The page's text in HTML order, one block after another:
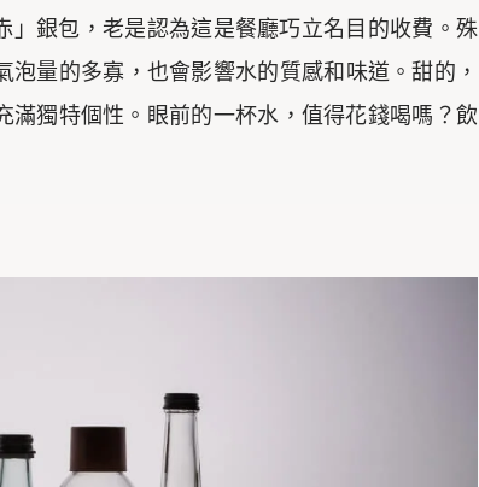
銀包，老是認為這是餐廳巧立名目的收費。殊
量的多寡，也會影響水的質感和味道。甜的，
獨特個性。眼前的一杯水，值得花錢喝嗎？飲